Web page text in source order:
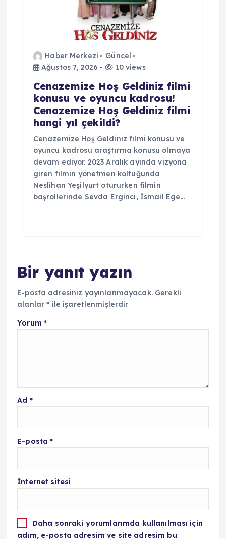
Haber Merkezi
Güncel
Ağustos 7, 2026
10 views
Cenazemize Hoş Geldiniz filmi
konusu ve oyuncu kadrosu!
Cenazemize Hoş Geldiniz filmi
hangi yıl çekildi?
Cenazemize Hoş Geldiniz filmi konusu ve
oyuncu kadrosu araştırma konusu olmaya
devam ediyor. 2023 Aralık ayında vizyona
giren filmin yönetmen koltuğunda
Neslihan Yeşilyurt otururken filmin
başrollerinde Sevda Erginci, İsmail Ege…
Bir yanıt yazın
E-posta adresiniz yayınlanmayacak. Gerekli
alanlar* ile işaretlenmişlerdir
Yorum *
Ad *
E-posta*
İnternet sitesi
Daha sonraki yorumlarımda kullanılması için
adım, e-posta adresim ve site adresim bu